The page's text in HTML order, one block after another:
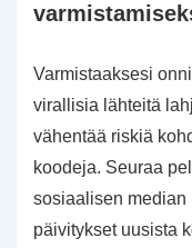
Varmistaaksesi
virallisia lähteitä
vähentää riskiä
koodeja. Seuraa
sosiaalisen median
päivitykset uusista